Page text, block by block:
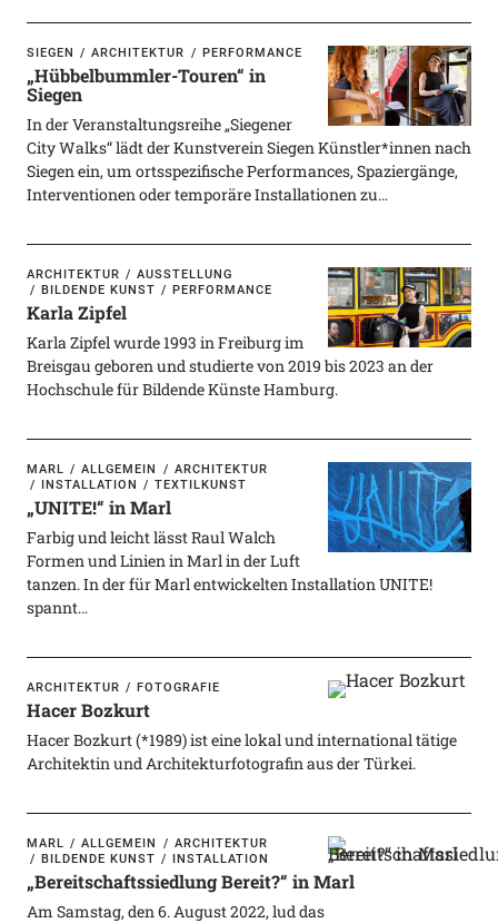
SIEGEN ARCHITEKTUR PERFORMANCE
„Hübbelbummler-Touren“ in
Siegen
In der Veranstaltungsreihe „Siegener
City Walks“ lädt der Kunstverein Siegen Künstler*innen nach
Siegen ein, um ortsspezifische Performances, Spaziergänge,
Interventionen oder temporäre Installationen zu…
ARCHITEKTUR
AUSSTELLUNG
BILDENDE KUNST
PERFORMANCE
Karla Zipfel
Karla Zipfel wurde 1993 in Freiburg im
Breisgau geboren und studierte von 2019 bis 2023 an der
Hochschule für Bildende Künste Hamburg.
MARL ALLGEMEIN
ARCHITEKTUR
INSTALLATION
TEXTILKUNST
„UNITE!“ in Marl
Farbig und leicht lässt Raul Walch
Formen und Linien in Marl in der Luft
tanzen. In der für Marl entwickelten Installation UNITE!
spannt…
ARCHITEKTUR FOTOGRAFIE
Hacer Bozkurt
Hacer Bozkurt (*1989) ist eine lokal und international tätige
Architektin und Architekturfotografin aus der Türkei.
MARL ALLGEMEIN
ARCHITEKTUR
BILDENDE KUNST
INSTALLATION
„Bereitschaftssiedlung Bereit?“ in Marl
Am Samstag, den 6. August 2022, lud das